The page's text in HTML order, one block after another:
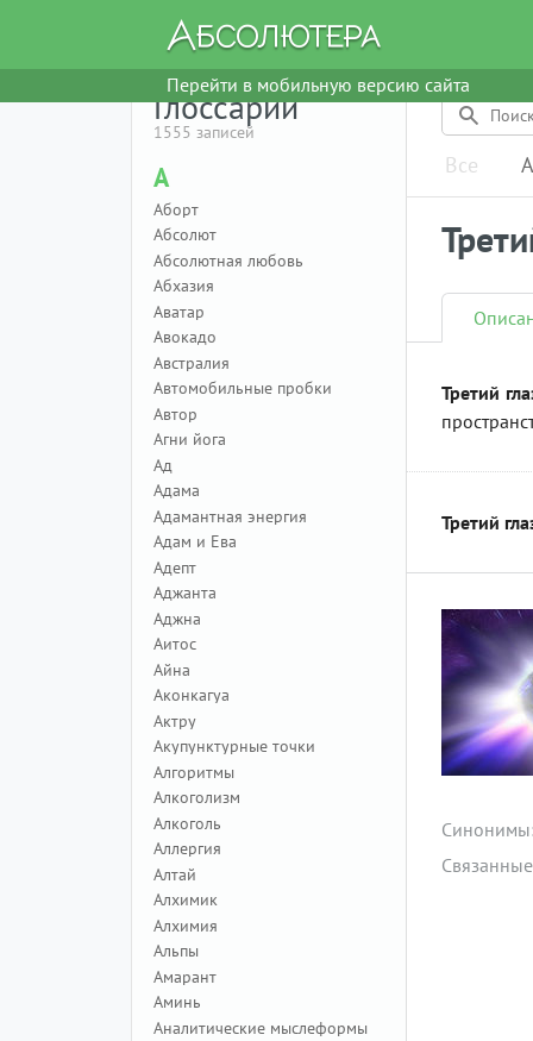
Перейти в мобильную версию сайта
Глоссарий
1555 записей
А
Аборт
Абсолют
Абсолютная любовь
Абхазия
Аватар
Авокадо
Австралия
Автомобильные пробки
Автор
Агни йога
Ад
Адама
Адамантная энергия
Адам и Ева
Адепт
Аджанта
Аджна
Аитос
Айна
Аконкагуа
Актру
Акупунктурные точки
Алгоритмы
Алкоголизм
Алкоголь
Аллергия
Алтай
Алхимик
Алхимия
Альпы
Амарант
Аминь
Аналитические мыслеформы
Все А
Третий
Третий